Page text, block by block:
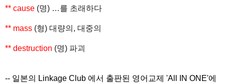
** cause (명) …를 초래하다
** mass (형) 대량의 , 대중의
** destruction (명) 파괴
-- 일본의 Linkage Club 에서 출판된 영어교제 'All IN ONE'에